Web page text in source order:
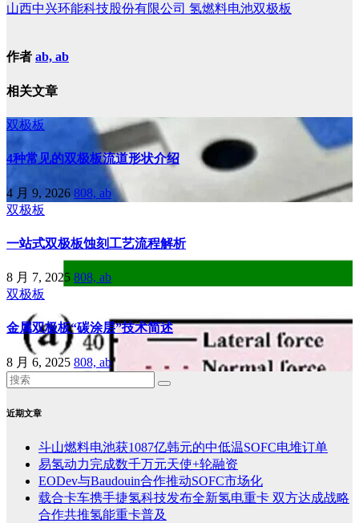
山西中兴环能科技股份有限公司 氢燃料电池双极板
作者 ab, ab
相关文章
双极板
4种常见的双极板流道形状介绍
4 月 9, 2026 808, ab
双极板
一站式双极板蚀刻工艺流程解析
8 月 7, 2025 808, ab
双极板
金属双极板“碳涂层”技术简述
8 月 6, 2025 808, ab
近期文章
斗山燃料电池获1087亿韩元的中低温SOFC电堆订单
易氢动力完成数千万元天使+轮融资
EODev与Baudouin合作推动SOFC市场化
载合卡车携手捷氢科技发布全新氢电重卡 双方达成战略
合作共推氢能重卡普及